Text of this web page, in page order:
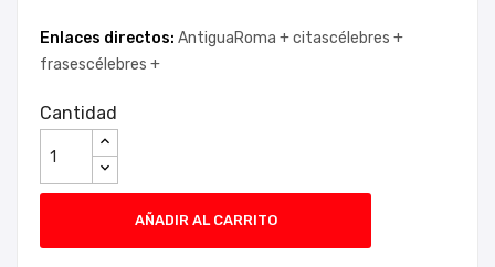
Enlaces directos: AntiguaRoma +citascélebres +
frasescélebres +
Cantidad
AÑADIR AL CARRITO